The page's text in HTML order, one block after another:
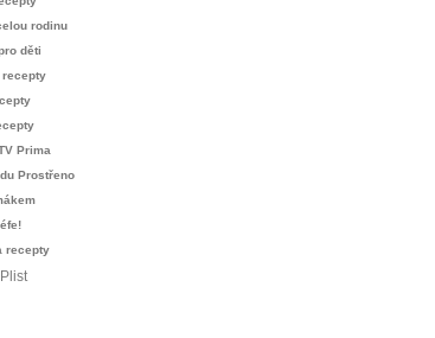
rodinu
děti
recepty
Prima
Prostřeno
recepty